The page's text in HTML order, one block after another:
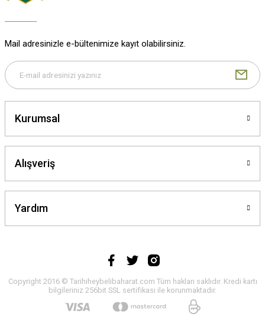
Mail adresinizle e-bültenimize kayıt olabilirsiniz.
Kurumsal
Alışveriş
Yardım
Copyright 2016 © Tarihiheybelibaharat.com Tüm hakları saklıdır. Kredi kartı
bilgileriniz 256bit SSL sertifikası ile korunmaktadır.